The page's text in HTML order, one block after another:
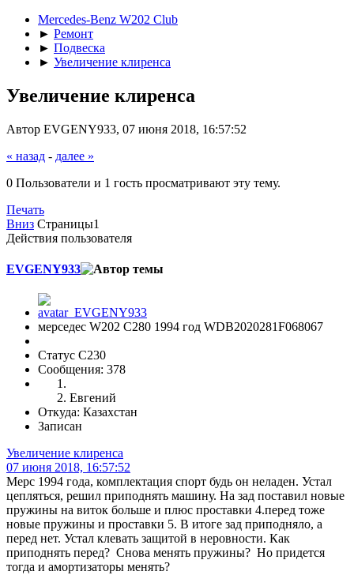
Mercedes-Benz W202 Club
► Ремонт
► Подвеска
► Увеличение клиренса
Увеличение клиренса
Автор EVGENY933, 07 июня 2018, 16:57:52
« назад - далее »
0 Пользователи и 1 гость просматривают эту тему.
Печать
Вниз Страницы1
Действия пользователя
EVGENY933
мерседес W202 С280 1994 год WDB2020281F068067
Статус C230
Сообщения: 378
Евгений
Откуда: Казахстан
Записан
Увеличение клиренса
07 июня 2018, 16:57:52
Мерс 1994 года, комплектация спорт будь он неладен. Устал
цепляться, решил приподнять машину. На зад поставил новые
пружины на виток больше и плюс проставки 4.перед тоже
новые пружины и проставки 5. В итоге зад приподняло, а
перед нет. Устал клевать защитой в неровности. Как
приподнять перед? Снова менять пружины? Но придется
тогда и амортизаторы менять?